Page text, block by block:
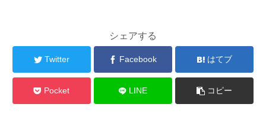
シェアする
Twitter Facebook はてブ
Pocket LINE コピー